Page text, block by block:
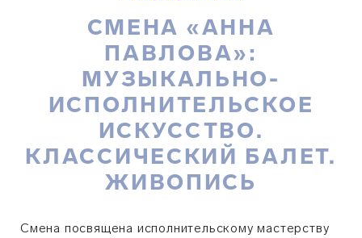
СМЕНА «АННА
ПАВЛОВА»:
МУЗЫКАЛЬНО-
ИСПОЛНИТЕЛЬСКОЕ
ИСКУССТВО.
КЛАССИЧЕСКИЙ БАЛЕТ.
ЖИВОПИСЬ
Смена посвящена исполнительскому мастерству